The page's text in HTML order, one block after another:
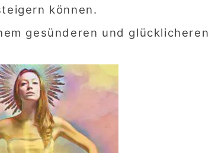
können.
gesünderen und glücklicheren